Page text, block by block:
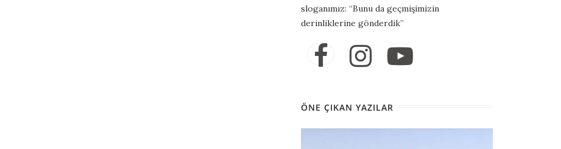
sloganımız: “Bunu da geçmişimizin
derinliklerine gönderdik”
ÖNE ÇIKAN YAZILAR